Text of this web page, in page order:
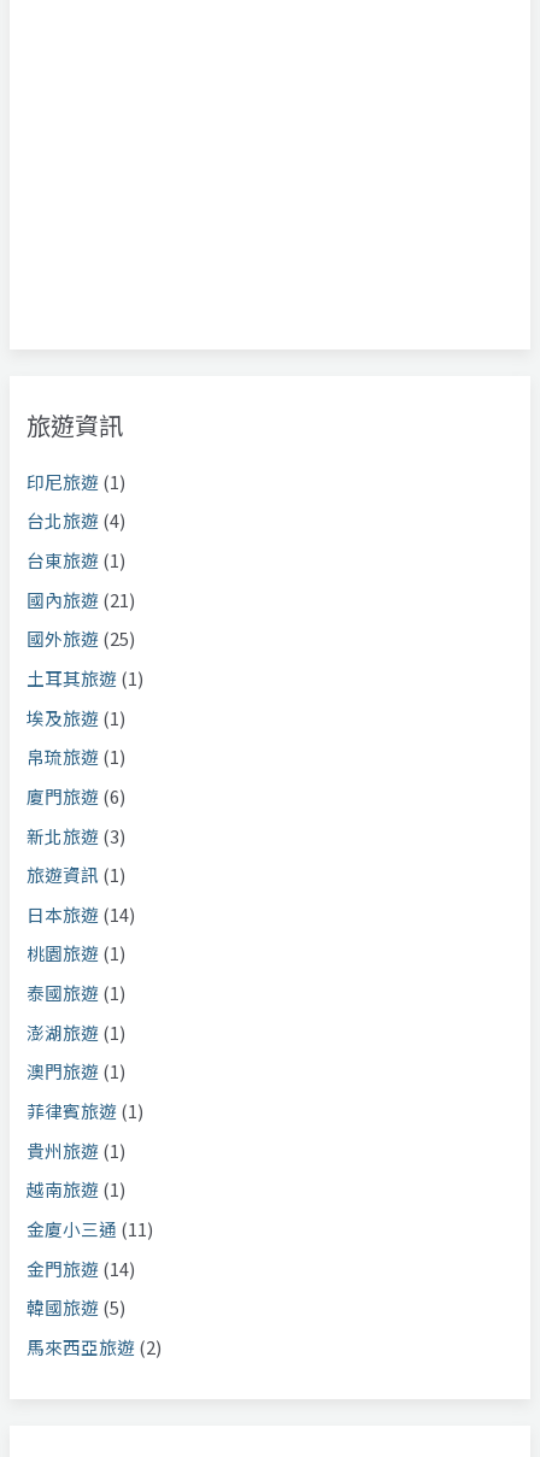
旅遊資訊
印尼旅遊 (1)
台北旅遊 (4)
台東旅遊 (1)
國內旅遊 (21)
國外旅遊 (25)
土耳其旅遊 (1)
埃及旅遊 (1)
帛琉旅遊 (1)
廈門旅遊 (6)
新北旅遊 (3)
旅遊資訊 (1)
日本旅遊 (14)
桃園旅遊 (1)
泰國旅遊 (1)
澎湖旅遊 (1)
澳門旅遊 (1)
菲律賓旅遊 (1)
貴州旅遊 (1)
越南旅遊 (1)
金廈小三通 (11)
金門旅遊 (14)
韓國旅遊 (5)
馬來西亞旅遊 (2)